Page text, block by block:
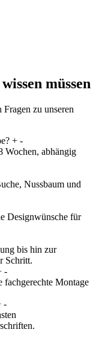
müssen
zu unseren
+ -
Wochen, abhängig
Nussbaum und
Designwünsche für
bis hin zur
Schritt.
-
fachgerechte Montage
-